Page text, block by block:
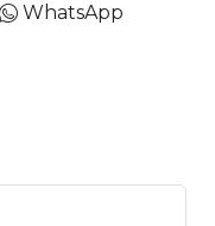
WhatsApp